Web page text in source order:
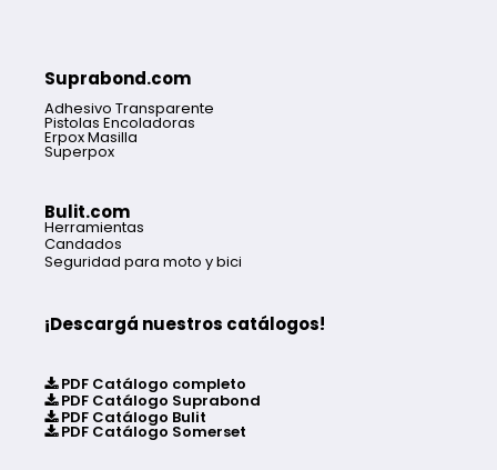
Suprabond.com
Adhesivo Transparente
Pistolas Encoladoras
Erpox Masilla
Superpox
Bulit.com
Herramientas
Candados
Seguridad para moto y bici
¡Descargá nuestros catálogos!
PDF Catálogo completo
PDF Catálogo Suprabond
PDF Catálogo Bulit
PDF Catálogo Somerset